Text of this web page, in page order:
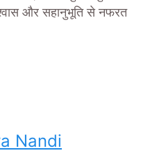
और सहानुभूति से नफरत
Nandi